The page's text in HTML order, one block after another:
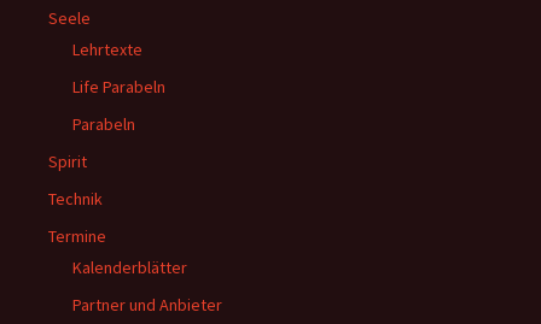
Seele
Lehrtexte
Life Parabeln
Parabeln
Spirit
Technik
Termine
Kalenderblätter
Partner und Anbieter